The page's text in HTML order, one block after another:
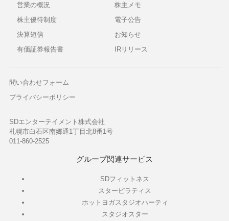
営業の概況
株主優待制度
決算短信
有価証券報告書
株主メモ
電子公告
お知らせ
IRリリース
問い合わせフォーム
プライバシーポリシー
SDエンターテイメント株式会社
札幌市白石区南郷通1丁目北8番1号
011-860-2525
グループ関連サービス
SDフィットネス
スターピラティス
ホットヨガスタジオハーティ
スタジオスター